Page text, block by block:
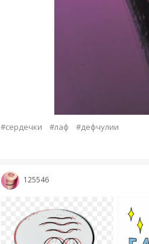
#сердечки #лаф #дефчулии
125546